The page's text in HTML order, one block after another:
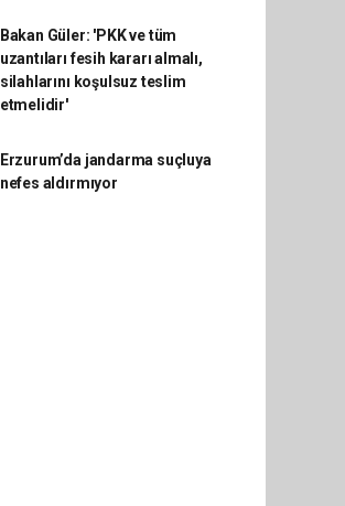
Bakan Güler: 'PKK ve tüm
uzantıları fesih kararı almalı,
silahlarını koşulsuz teslim
etmelidir'
Erzurum’da jandarma suçluya
nefes aldırmıyor